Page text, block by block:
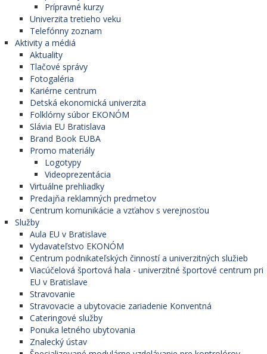
Prípravné kurzy
Univerzita tretieho veku
Telefónny zoznam
Aktivity a médiá
Aktuality
Tlačové správy
Fotogaléria
Kariérne centrum
Detská ekonomická univerzita
Folklórny súbor EKONÓM
Slávia EU Bratislava
Brand Book EUBA
Promo materiály
Logotypy
Videoprezentácia
Virtuálne prehliadky
Predajňa reklamných predmetov
Centrum komunikácie a vzťahov s verejnosťou
Služby
Aula EU v Bratislave
Vydavateľstvo EKONÓM
Centrum podnikateľských činností a univerzitných služieb
Viacúčelová športová hala - univerzitné športové centrum pri
EU v Bratislave
Stravovanie
Stravovacie a ubytovacie zariadenie Konventná
Cateringové služby
Ponuka letného ubytovania
Znalecký ústav